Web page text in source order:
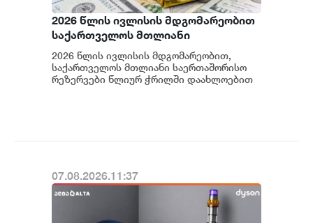
2026 წლის ივლისის მდგომარეობით
საქართველოს მთლიანი
საერთაშორისო რეზერვები $7.5
მილიარდს აჭარბებს
2026 წლის ივლისის მდგომარეობით,
საქართველოს მთლიანი საერთაშორისო
რეზერვები წლიურ ჭრილში დაახლოებით
07.08.2026.11:37